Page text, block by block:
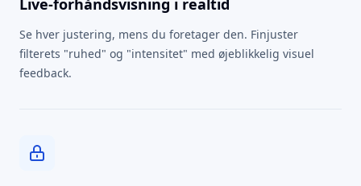
Live-forhåndsvisning i realtid
Se hver justering, mens du foretager den. Finjuster
filterets "ruhed" og "intensitet" med øjeblikkelig visuel
feedback.